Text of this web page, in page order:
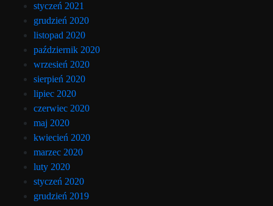
styczeń 2021
grudzień 2020
listopad 2020
październik 2020
wrzesień 2020
sierpień 2020
lipiec 2020
czerwiec 2020
maj 2020
kwiecień 2020
marzec 2020
luty 2020
styczeń 2020
grudzień 2019